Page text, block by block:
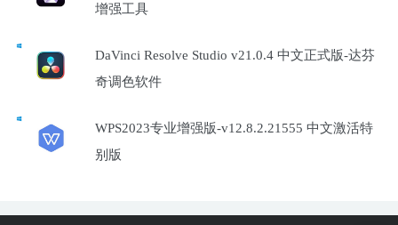
增强工具
DaVinci Resolve Studio v21.0.4 中文正式版-达芬
奇调色软件
WPS2023专业增强版-v12.8.2.21555 中文激活特
别版